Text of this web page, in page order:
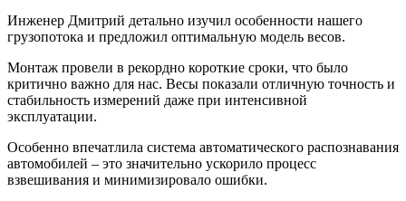
Инженер Дмитрий детально изучил особенности нашего
грузопотока и предложил оптимальную модель весов.
Монтаж провели в рекордно короткие сроки, что было
критично важно для нас. Весы показали отличную точность и
стабильность измерений даже при интенсивной
эксплуатации.
Особенно впечатлила система автоматического распознавания
автомобилей – это значительно ускорило процесс
взвешивания и минимизировало ошибки.